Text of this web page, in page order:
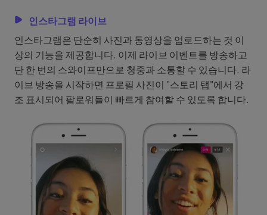
인스타그램 라이브
인스타그램은 단순히 사진과 동영상을 업로드하는 것 이
상의 기능을 제공합니다. 이제 라이브 이벤트를 방송하고
단 한 번의 스와이프만으로 청중과 소통할 수 있습니다. 라
이브 방송을 시작하면 프로필 사진이 "스토리 탭"에서 강
조 표시되어 팔로워들이 빠르게 참여할 수 있도록 합니다.